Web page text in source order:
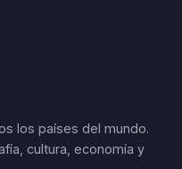
los países del mundo.
cultura, economía y